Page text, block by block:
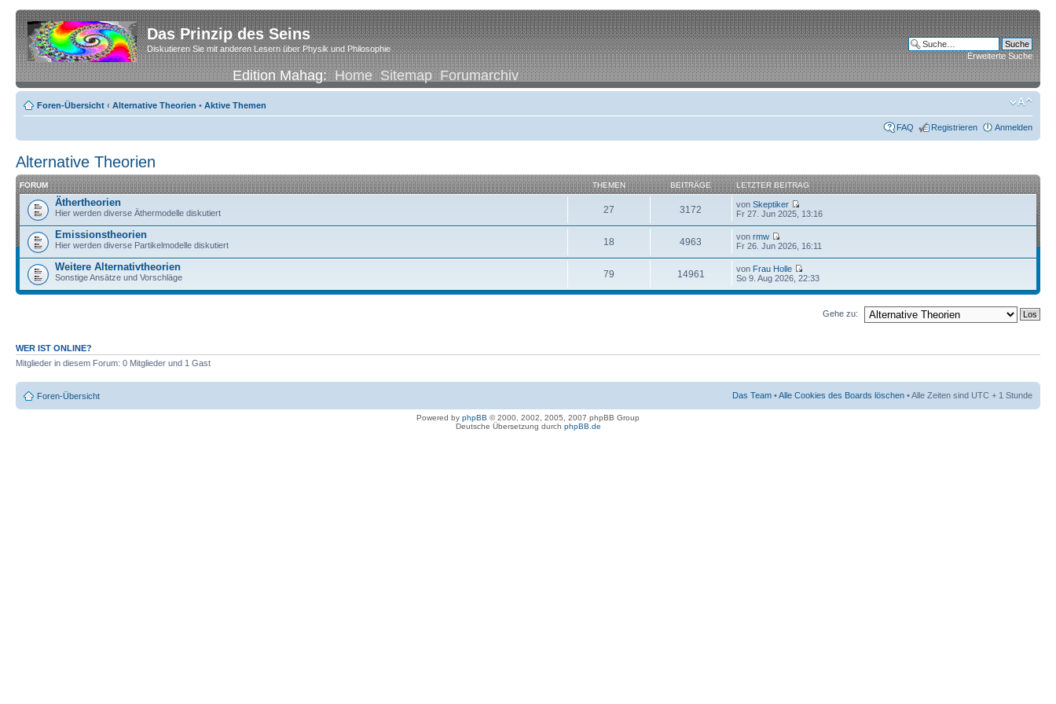
Das Prinzip des Seins
Diskutieren Sie mit anderen Lesern über Physik und Philosophie
Edition Mahag:Home Sitemap Forumarchiv
Erweiterte Suche
Foren-Übersicht ‹ Alternative Theorien • Aktive Themen
FAQ Registrieren Anmelden
Alternative Theorien
FORUM THEMEN BEITRÄGE LETZTER BEITRAG
Äthertheorien
Hier werden diverse Äthermodelle diskutiert 27 3172 vonSkeptiker
Fr 27. Jun 2025, 13:16
Emissionstheorien
Hier werden diverse Partikelmodelle diskutiert 18 4963 vonrmw
Fr 26. Jun 2026, 16:11
Weitere Alternativtheorien
Sonstige Ansätze und Vorschläge 79 14961 von Frau Holle
So 9. Aug 2026, 22:33
Gehe zu:
WER IST ONLINE?
Mitglieder in diesem Forum: 0 Mitglieder und 1 Gast
Foren-Übersicht Das Team •Alle Cookies des Boards löschen • Alle Zeiten sind UTC + 1 Stunde
Powered by phpBB © 2000, 2002, 2005, 2007 phpBB Group
Deutsche Übersetzung durch phpBB.de